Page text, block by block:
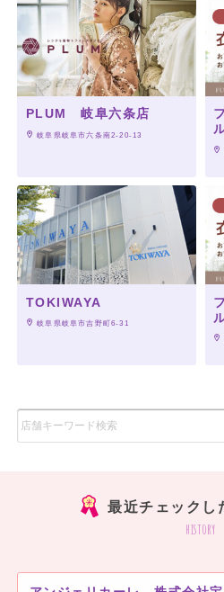
PLUM 岐阜六条店
岐阜県岐阜市六条南2-20-13
TOKIWAYA
岐阜県岐阜市吉野町6-31
最近チェックし
history